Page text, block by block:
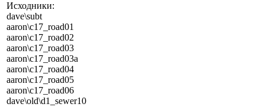
Исходники:
dave\subt
aaron\c17_road01
aaron\c17_road02
aaron\c17_road03
aaron\c17_road03a
aaron\c17_road04
aaron\c17_road05
aaron\c17_road06
dave\old\d1_sewer10